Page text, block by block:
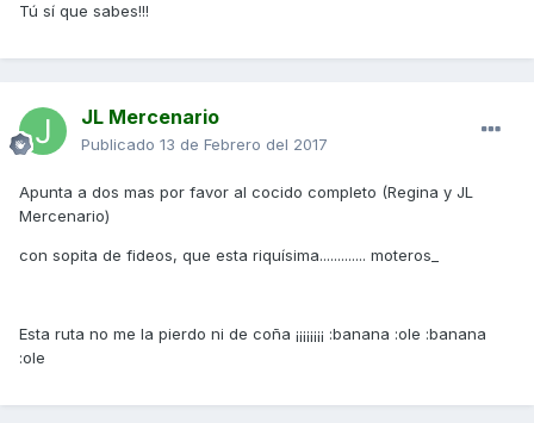
Tú sí que sabes!!!
JL Mercenario
Publicado 13 de Febrero del 2017
Apunta a dos mas por favor al cocido completo (Regina y JL
Mercenario)
con sopita de fideos, que esta riquísima............. moteros_
Esta ruta no me la pierdo ni de coña ¡¡¡¡¡¡¡¡ :banana :ole :banana
:ole